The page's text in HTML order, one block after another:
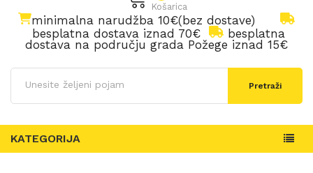
Košarica
minimalna narudžba 10€(bez dostave)
besplatna dostava iznad 70€
besplatna
dostava na području grada Požege iznad 15€
Pretraži
KATEGORIJA